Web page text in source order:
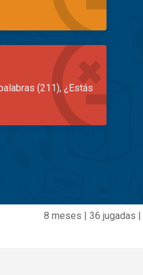
(211), ¿Estás
8 meses | 36 jugadas |